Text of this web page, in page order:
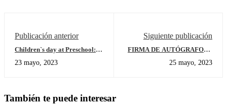
Publicación anterior
Children`s day at Preschool: A
23 mayo, 2023
Siguiente publicación
FIRMA DE AUTÓGRAFOS –
ANDES 2023
25 mayo, 2023
También te puede interesar